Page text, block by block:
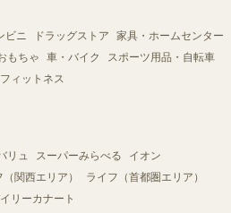
ビニ ドラッグストア
家具・ホームセンター
もちゃ
車・バイク
スポーツ用品・自転車
ィットネス
リュ スーパーみらべる
イオン
関西エリア）
ライフ（首都圏エリア）
リーカナート